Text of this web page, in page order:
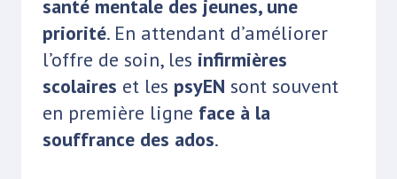
santé mentale des jeunes, une
priorité. En attendant d’améliorer
l’offre de soin, les infirmières
scolaires et les psyEN sont souvent
en première ligne face à la
souffrance des ados.